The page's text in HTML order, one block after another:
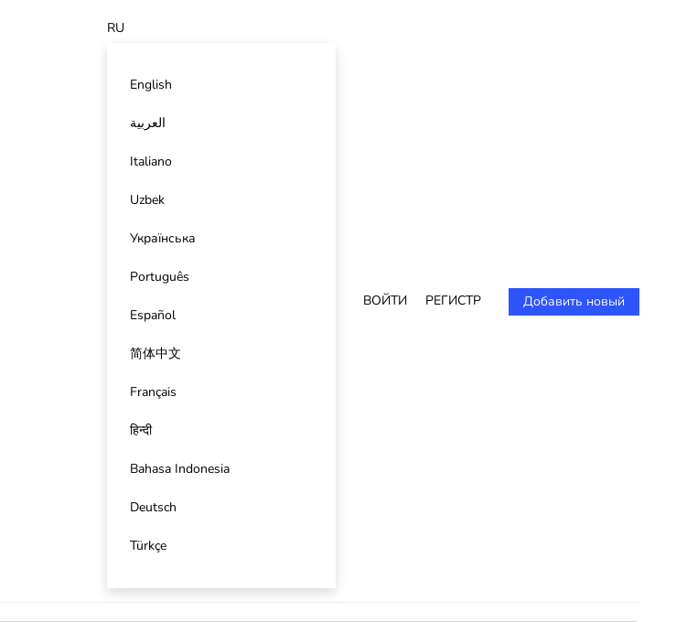
RU
English
العربية
Italiano
Uzbek
Українська
Português
Español
简体中文
Français
हिन्दी
Bahasa Indonesia
Deutsch
Türkçe
ВОЙТИ РЕГИСТР Добавить новый